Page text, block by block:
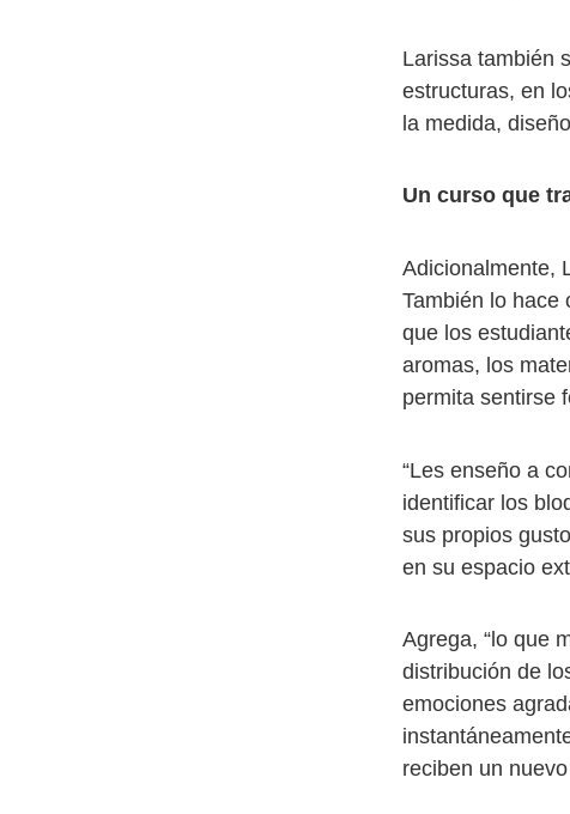
Larissa también
estructuras, en
la medida,
Un curso que
Adicionalmente,
También lo hace
que los
aromas, los
permita sentirse
“Les enseño a
identificar los
sus propios
en su espacio
Agrega, “lo que
distribución de
emociones
reciben un